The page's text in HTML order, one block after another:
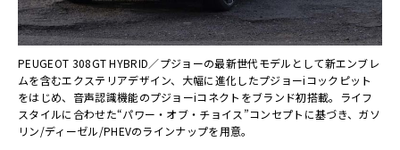
PEUGEOT 308GT HYBRID／プジョーの最新世代モデルとして新エンブレ
ムを含むエクステリアデザイン、大幅に進化したプジョーiコックピット
をはじめ、音声認識機能のプジョーiコネクトをブランド初搭載。ライフ
スタイルに合わせた“パワー・オブ・チョイス”コンセプトに基づき、ガソ
リン/ディーゼル/PHEVのラインナップを用意。